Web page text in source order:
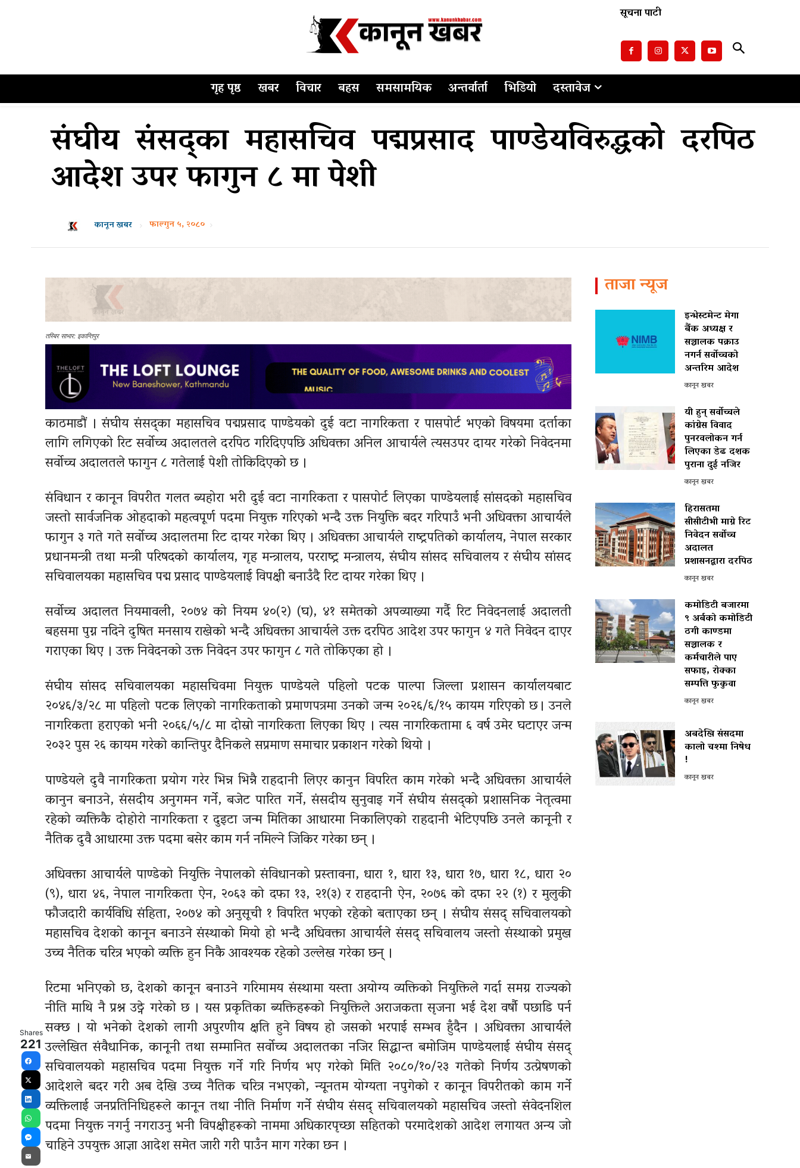
सूचना पाटी
गृह पृष्ठ खबर विचार बहस समसामयिक अन्तर्वार्ता भिडियो दस्तावेज
संघीय संसद्का महासचिव पद्मप्रसाद पाण्डेयविरुद्धको दरपिठ
आदेश उपर फागुन ८ मा पेशी
कानून खबर फाल्गुन ५, २०८०
तस्बिर साभार: इकान्तिपुर
काठमाडौं । संघीय संसद्का महासचिव पद्मप्रसाद पाण्डेयको दुई वटा नागरिकता र पासपोर्ट भएको विषयमा दर्ताका
लागि लगिएको रिट सर्वोच्च अदालतले दरपिठ गरिदिएपछि अधिवक्ता अनिल आचार्यले त्यसउपर दायर गरेको निवेदनमा
सर्वोच्च अदालतले फागुन ८ गतेलाई पेशी तोकिदिएको छ ।
संविधान र कानून विपरीत गलत ब्यहोरा भरी दुई वटा नागरिकता र पासपोर्ट लिएका पाण्डेयलाई सांसदको महासचिव
जस्तो सार्वजनिक ओहदाको महत्वपूर्ण पदमा नियुक्त गरिएको भन्दै उक्त नियुक्ति बदर गरिपाउँ भनी अधिवक्ता आचार्यले
फागुन ३ गते गते सर्वोच्च अदालतमा रिट दायर गरेका थिए । अधिवक्ता आचार्यले राष्ट्रपतिको कार्यालय, नेपाल सरकार
प्रधानमन्त्री तथा मन्त्री परिषदको कार्यालय, गृह मन्त्रालय, परराष्ट्र मन्त्रालय, संघीय सांसद सचिवालय र संघीय सांसद
सचिवालयका महासचिव पद्म प्रसाद पाण्डेयलाई विपक्षी बनाउँदै रिट दायर गरेका थिए ।
सर्वोच्च अदालत नियमावली, २०७४ को नियम ४०(२) (घ), ४१ समेतको अपव्याख्या गर्दै रिट निवेदनलाई अदालती
बहसमा पुग्न नदिने दुषित मनसाय राखेको भन्दै अधिवक्ता आचार्यले उक्त दरपिठ आदेश उपर फागुन ४ गते निवेदन दाएर
गराएका थिए । उक्त निवेदनको उक्त निवेदन उपर फागुन ८ गते तोकिएका हो ।
संघीय सांसद सचिवालयका महासचिवमा नियुक्त पाण्डेयले पहिलो पटक पाल्पा जिल्ला प्रशासन कार्यालयबाट
२०४६/३/२८ मा पहिलो पटक लिएको नागरिकताको प्रमाणपत्रमा उनको जन्म २०२६/६/१५ कायम गरिएको छ । उनले
नागरिकता हराएको भनी २०६६/५/८ मा दोस्रो नागरिकता लिएका थिए । त्यस नागरिकतामा ६ वर्ष उमेर घटाएर जन्म
२०३२ पुस २६ कायम गरेको कान्तिपुर दैनिकले सप्रमाण समाचार प्रकाशन गरेको थियो ।
पाण्डेयले दुवै नागरिकता प्रयोग गरेर भिन्न भिन्नै राहदानी लिएर कानुन विपरित काम गरेको भन्दै अधिवक्ता आचार्यले
कानुन बनाउने, संसदीय अनुगमन गर्ने, बजेट पारित गर्ने, संसदीय सुनुवाइ गर्ने संघीय संसद्को प्रशासनिक नेतृत्वमा
रहेको व्यक्तिकै दोहोरो नागरिकता र दुइटा जन्म मितिका आधारमा निकालिएको राहदानी भेटिएपछि उनले कानूनी र
नैतिक दुवै आधारमा उक्त पदमा बसेर काम गर्न नमिल्ने जिकिर गरेका छन् ।
अधिवक्ता आचार्यले पाण्डेको नियुक्ति नेपालको संविधानको प्रस्तावना, धारा १, धारा १३, धारा १७, धारा १८, धारा २०
(९), धारा ४६, नेपाल नागरिकता ऐन, २०६३ को दफा १३, २१(३) र राहदानी ऐन, २०७६ को दफा २२ (१) र मुलुकी
फौजदारी कार्यविधि संहिता, २०७४ को अनुसूची १ विपरित भएको रहेको बताएका छन् । संघीय संसद् सचिवालयको
महासचिव देशको कानून बनाउने संस्थाको मियो हो भन्दै अधिवक्ता आचार्यले संसद् सचिवालय जस्तो संस्थाको प्रमुख
उच्च नैतिक चरित्र भएको व्यक्ति हुन निकै आवश्यक रहेको उल्लेख गरेका छन् ।
रिटमा भनिएको छ, देशको कानून बनाउने गरिमामय संस्थामा यस्ता अयोग्य व्यक्तिको नियुक्तिले गर्दा समग्र राज्यको
नीति माथि नै प्रश्न उठ्ने गरेको छ । यस प्रकृतिका ब्यक्तिहरूको नियुक्तिले अराजकता सृजना भई देश वर्षौ पछाडि पर्न
सक्छ । यो भनेको देशको लागी अपुरणीय क्षति हुने विषय हो जसको भरपाई सम्भव हुँदैन । अधिवक्ता आचार्यले
उल्लेखित संवैधानिक, कानूनी तथा सम्मानित सर्वोच्च अदालतका नजिर सिद्धान्त बमोजिम पाण्डेयलाई संघीय संसद्
सचिवालयको महासचिव पदमा नियुक्त गर्ने गरि निर्णय भए गरेको मिति २०८०/१०/२३ गतेको निर्णय उत्प्रेषणको
आदेशले बदर गरी अब देखि उच्च नैतिक चरित्र नभएको, न्यूनतम योग्यता नपुगेको र कानून विपरीतको काम गर्ने
व्यक्तिलाई जनप्रतिनिधिहरूले कानून तथा नीति निर्माण गर्ने संघीय संसद् सचिवालयको महासचिव जस्तो संवेदनशिल
पदमा नियुक्त नगर्नु नगराउनु भनी विपक्षीहरूको नाममा अधिकारपृच्छा सहितको परमादेशको आदेश लगायत अन्य जो
चाहिने उपयुक्त आज्ञा आदेश समेत जारी गरी पाउँन माग गरेका छन ।
ताजा न्यूज
इन्भेस्टमेन्ट मेगा
बैंक अध्यक्ष र
सञ्चालक पक्राउ
नगर्न सर्वोच्चको
अन्तरिम आदेश
कानून खबर
यी हुन् सर्वोच्चले
कांग्रेस विवाद
पुनरवलोकन गर्न
लिएका डेढ दशक
पुराना दुई नजिर
कानून खबर
हिरासतमा
सीसीटीभी माग्ने रिट
निवेदन सर्वोच्च
अदालत
प्रशासनद्वारा दरपिठ
कानून खबर
कमोडिटी बजारमा
९ अर्बको कमोडिटी
ठगी काण्डमा
सञ्चालक र
कर्मचारीले पाए
सफाइ, रोक्का
सम्पत्ति फुकुवा
कानून खबर
अबदेखि संसदमा
कालो चश्मा निषेध
!
कानून खबर
Shares
221
Facebook
X
LinkedIn
WhatsApp
Messenger
Email